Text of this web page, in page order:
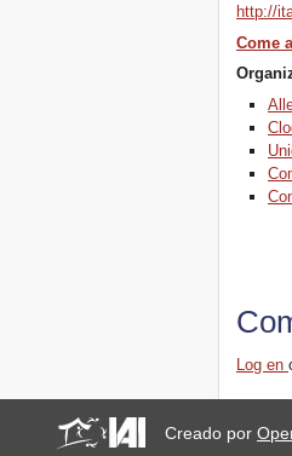
http://
Come
Log en
Creado por